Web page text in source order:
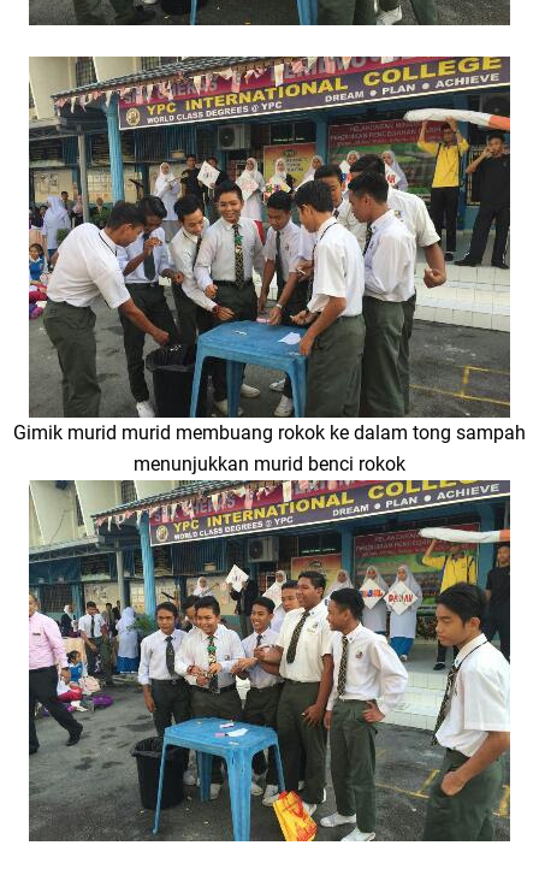
Gimik murid murid membuang rokok ke dalam tong sampah
menunjukkan murid benci rokok